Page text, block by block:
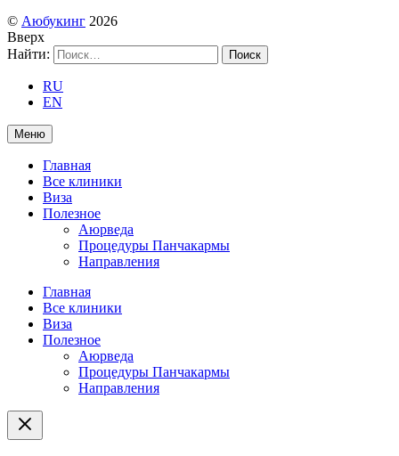
© Аюбукинг 2026
Вверх
Найти:
RU
EN
Меню
Главная
Все клиники
Виза
Полезное
Аюрведа
Процедуры Панчакармы
Направления
Главная
Все клиники
Виза
Полезное
Аюрведа
Процедуры Панчакармы
Направления